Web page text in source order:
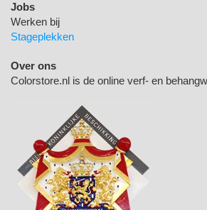
Jobs
Werken bij
Stageplekken
Over ons
Colorstore.nl is de online verf- en